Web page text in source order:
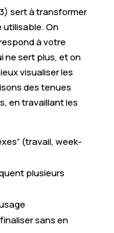
sert à transformer
utilisable. On
à votre
ne sert plus, et on
visualiser les
des tenues
en travaillant les
(travail, week-
plusieurs
sans en